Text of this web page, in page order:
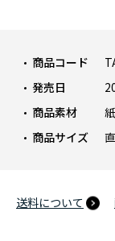
商品コード
発売日
商品素材
商品サイズ
送料について